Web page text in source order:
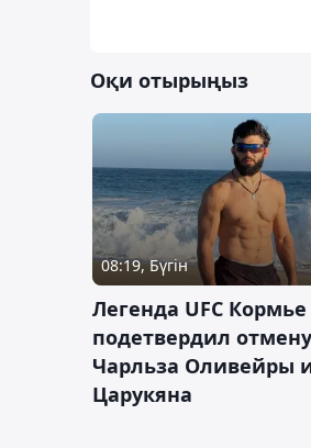
Оқи отырыңыз
08:19, Бүгін
Легенда UFC Кормье
подетвердил
Чарльза Оливейры
Царукяна